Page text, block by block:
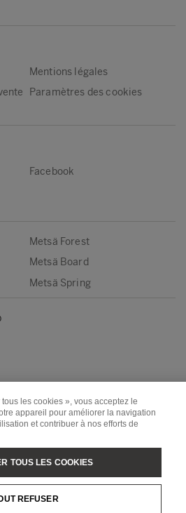
Mentions légales
Paramètres des cookies
Facebook
Metsä Forest
Metsä Board
Metsä Spring
les cookies », vous acceptez le
appareil pour améliorer la navigation
et contribuer à nos efforts de
REFUSER
TOUS LES COOKIES